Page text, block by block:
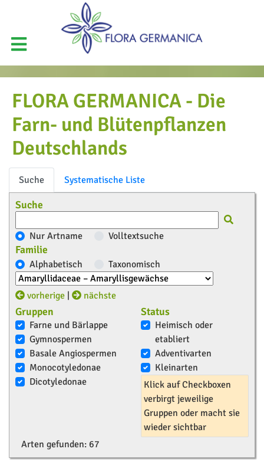
FLORA GERMANICA - Die
Farn- und Blütenpflanzen
Deutschlands
Suche Systematische Liste
Suche
Nur Artname Volltextsuche
Familie
Alphabetisch Taxonomisch
vorherige nächste
Gruppen
Farne und Bärlappe
Gymnospermen
Basale Angiospermen
Monocotyledonae
Dicotyledonae
Status
Heimisch oder
etabliert
Adventivarten
Kleinarten
Klick auf Checkboxen
verbirgt jeweilige
Gruppen oder macht sie
wieder sichtbar
Arten gefunden: 67